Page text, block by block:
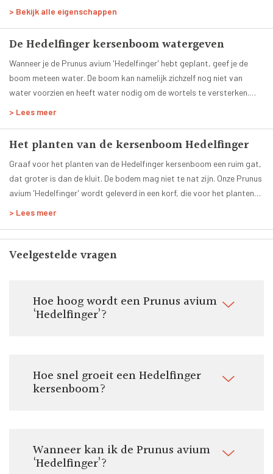
Lichtroze Wit
Groen
Groenblijvend:
Nee
Planttijd:
Leeftijd:
6 jaar
Smaak:
Zoet
Zelfbestuivend:
Nee
100 cm
Totale hoogte:
220 cm
Pluktijd:
> Bekijk alle eigenschappen
De Hedelfinger kersenboom watergeven
Wanneer je de Prunus avium 'Hedelfinger' hebt geplant, geef je de
boom meteen water. De boom kan namelijk zichzelf nog niet van
water voorzien en heeft water nodig om de wortels te versterken.
rond de stam van de Hedelfinger kersen boom gieten. Geef echter
geen water aan de Prunus avium 'Hedelfinger' wanneer het vriest.
> Lees meer
Het planten van de kersenboom Hedelfinger
Graaf voor het planten van de Hedelfinger kersenboom een ruim gat,
dat groter is dan de kluit. De bodem mag niet te nat zijn. Onze Prunus
avium 'Hedelfinger' wordt geleverd in een korf, die voor het planten
Vivimus bodemverbeteraar, die jouw kersenboom Hedelfinger van
een goede start voorziet. Ook kan je jonge kersenbomen het best van
onze webwinkel.
> Lees meer
Veelgestelde vragen
Hoe hoog wordt een Prunus avium
‘Hedelfinger’?
Hoe snel groeit een Hedelfinger
kersenboom?
Wanneer kan ik de Prunus avium
‘Hedelfinger’?